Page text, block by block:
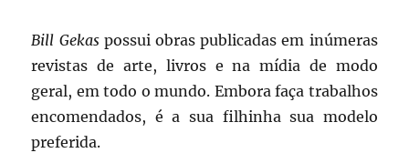
Bill Gekaspossui obras publicadas em inúmeras
revistas de arte, livros e na mídia de modo
geral, em todo o mundo. Embora faça trabalhos
encomendados, é a sua filhinha sua modelo
preferida.